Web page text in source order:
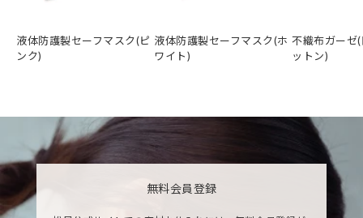
液体防護製セーフマスク(ピ
ンク)
液体防護製セーフマスク(ホ
ワイト)
不織布ガーゼ
ットン)
無料会員登録